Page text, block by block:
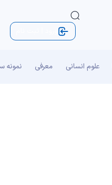
علوم انسانی معرفی نمونه